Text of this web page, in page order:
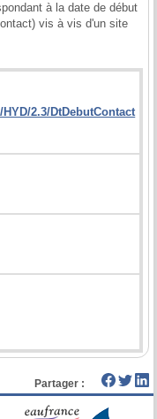
Partager :
à la date de début
vis à vis d'un site
2.3/DtDebutContact